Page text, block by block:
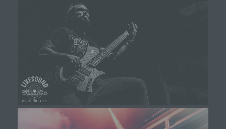
90491 Nürnberg
01777102175
E-Mail: info@livesound-magazine.com
Cookies / SessionStorage / LocalStorage
Die Internetseiten verwenden teilweise so genannte
Cookies, LocalStorage und SessionStorage. Dies dient
dazu, unser Angebot nutzerfreundlicher, effektiver und